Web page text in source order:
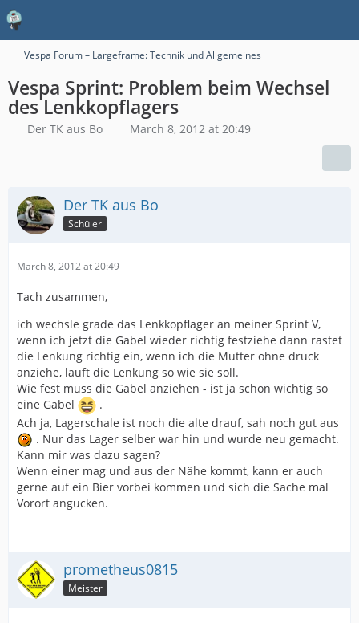
Vespa Forum – Largeframe: Technik und Allgemeines
Vespa Sprint: Problem beim Wechsel
des Lenkkopflagers
Der TK aus Bo March 8, 2012 at 20:49
Der TK aus Bo
Schüler
March 8, 2012 at 20:49
Tach zusammen,
ich wechsle grade das Lenkkopflager an meiner Sprint V,
wenn ich jetzt die Gabel wieder richtig festziehe dann rastet
die Lenkung richtig ein, wenn ich die Mutter ohne druck
anziehe, läuft die Lenkung so wie sie soll.
Wie fest muss die Gabel anziehen - ist ja schon wichtig so
eine Gabel
.
Ach ja, Lagerschale ist noch die alte drauf, sah noch gut aus
. Nur das Lager selber war hin und wurde neu gemacht.
Kann mir was dazu sagen?
Wenn einer mag und aus der Nähe kommt, kann er auch
gerne auf ein Bier vorbei kommen und sich die Sache mal
Vorort angucken.
prometheus0815
Meister